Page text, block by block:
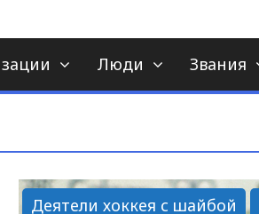
Люди Звания
Деятели хоккея с шайбой